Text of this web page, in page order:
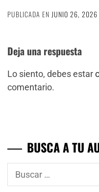
PUBLICADA EN JUNIO 26, 2026
Deja una respuesta
Lo siento, debes estar
comentario.
BUSCA A TU
Buscar: